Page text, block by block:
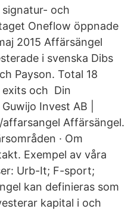
signatur- och
Oneflow öppnade
2015 Affärsängel
i svenska Dibs
Payson. ​Total 18
exits och Din
Invest AB |
Affärsängel.
· Om
Exempel av våra
Urb-It; F-sport;
kan definieras som
kapital i och